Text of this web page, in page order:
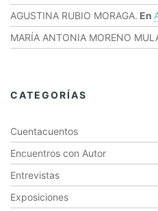
AGUSTINA RUBIO MORAGA. En
MARÍA ANTONIA MORENO
CATEGORÍAS
Cuentacuentos
Encuentros con Autor
Entrevistas
Exposiciones